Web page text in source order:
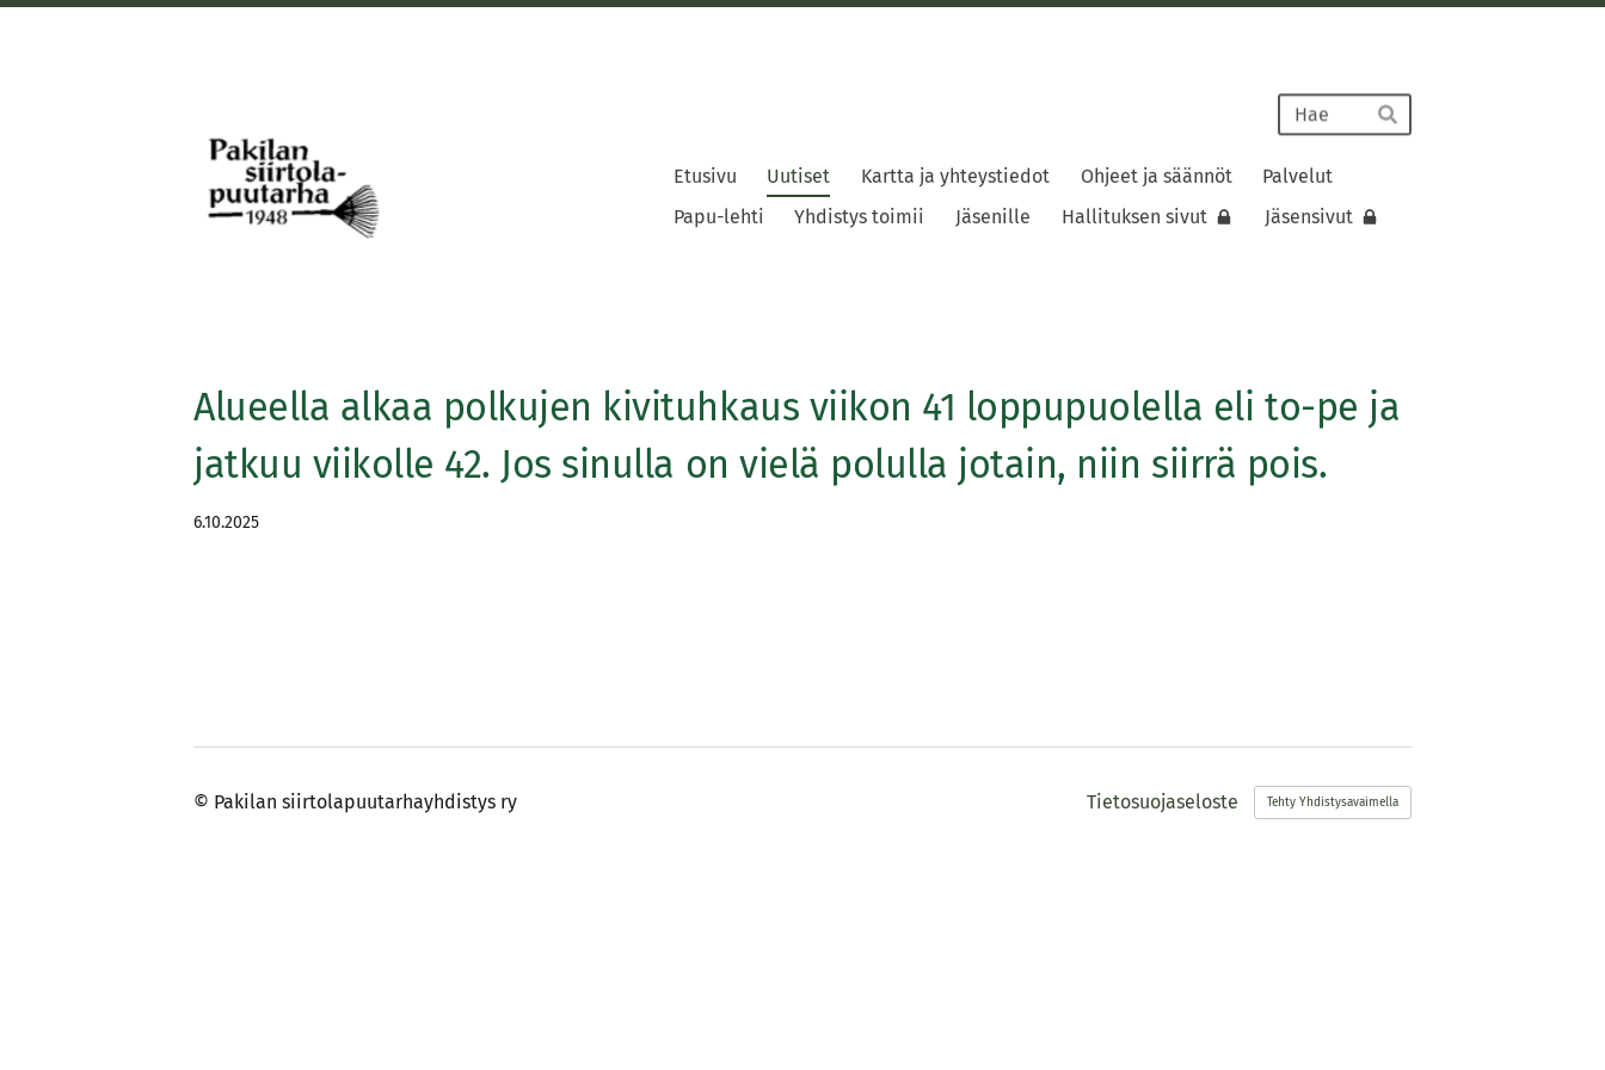
Hae
Pakilan siirtolapuutarha
Etusivu Uutiset Kartta ja yhteystiedot Ohjeet ja säännöt
Palvelut
Papu-lehti
Yhdistys toimii Jäsenille Hallituksen sivut Jäsensivut
Alueella alkaa polkujen kivituhkaus viikon 41 loppupuolella eli to-pe ja
jatkuu viikolle 42. Jos sinulla on vielä polulla jotain, niin siirrä pois.
6.10.2025
© Pakilan siirtolapuutarhayhdistys ry Tietosuojaseloste Tehty Yhdistysavaimella